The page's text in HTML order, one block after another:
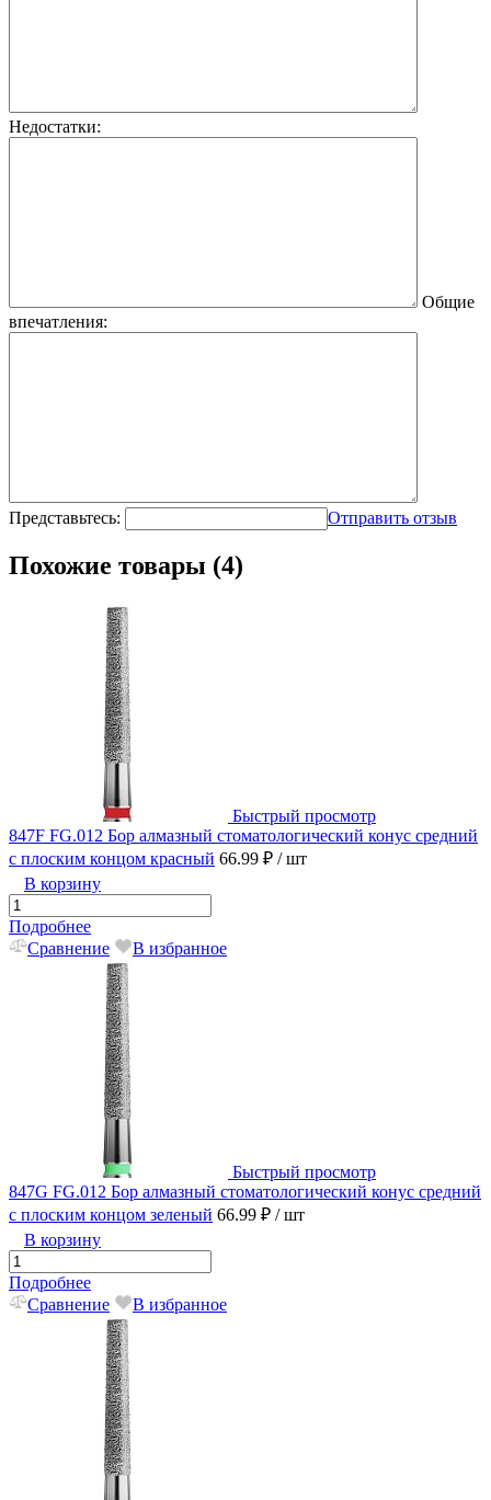
Недостатки:
Общие
впечатления:
Представьтесь: Отправить отзыв
Похожие товары (4)
Быстрый просмотр
847F FG.012 Бор алмазный стоматологический конус средний
с плоским концом красный 66.99 ₽ / шт
В корзину
Подробнее
Сравнение
В избранное
Быстрый просмотр
847G FG.012 Бор алмазный стоматологический конус средний
с плоским концом зеленый 66.99 ₽ / шт
В корзину
Подробнее
Сравнение
В избранное